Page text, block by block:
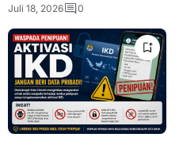
Juli 18, 2026 0